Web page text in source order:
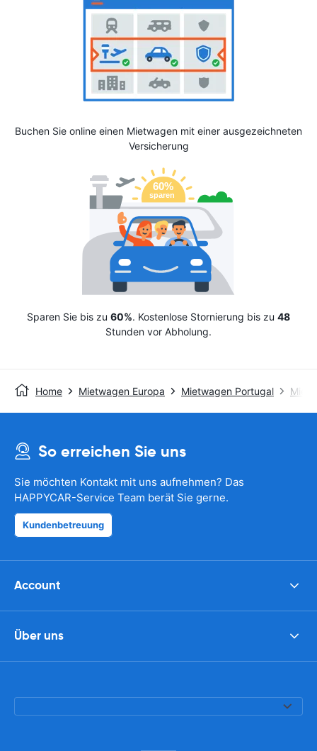
Buchen Sie online einen Mietwagen mit einer ausgezeichneten
Versicherung
Sparen Sie bis zu 60%. Kostenlose Stornierung bis zu 48
Stunden vor Abholung.
Home Mietwagen Europa Mietwagen Portugal
So erreichen Sie uns
Sie möchten Kontakt mit uns aufnehmen? Das
HAPPYCAR-Service Team berät Sie gerne.
Kundenbetreuung
Account
Über uns